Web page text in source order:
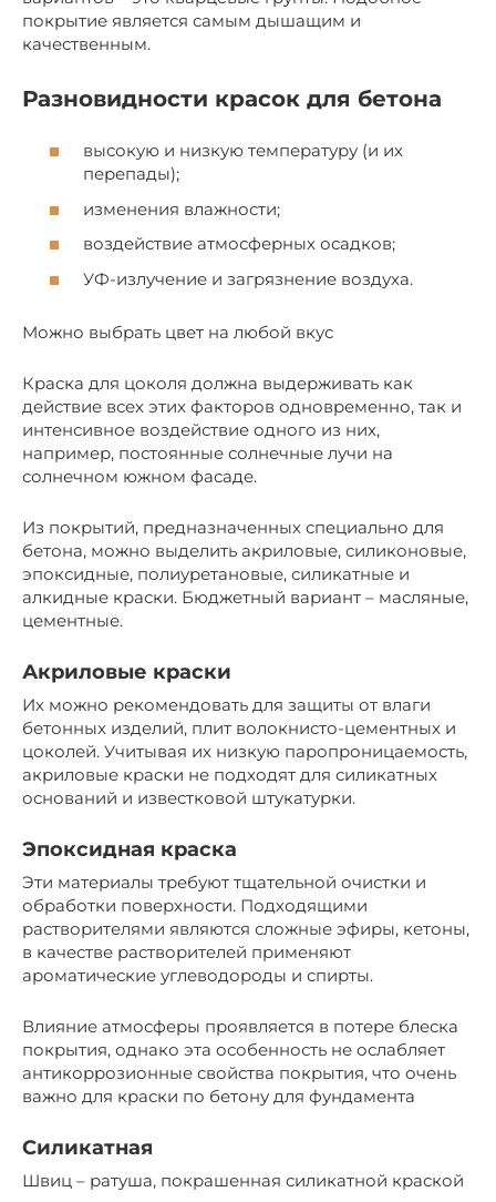
покрытие является самым дышащим и
качественным.
Разновидности красок для бетона
высокую и низкую температуру (и их
перепады);
изменения влажности;
воздействие атмосферных осадков;
УФ-излучение и загрязнение воздуха.
Можно выбрать цвет на любой вкус
Краска для цоколя должна выдерживать как
действие всех этих факторов одновременно, так и
интенсивное воздействие одного из них,
например, постоянные солнечные лучи на
солнечном южном фасаде.
Из покрытий, предназначенных специально для
бетона, можно выделить акриловые, силиконовые,
эпоксидные, полиуретановые, силикатные и
алкидные краски. Бюджетный вариант – масляные,
цементные.
Акриловые краски
Их можно рекомендовать для защиты от влаги
бетонных изделий, плит волокнисто-цементных и
цоколей. Учитывая их низкую паропроницаемость,
акриловые краски не подходят для силикатных
оснований и известковой штукатурки.
Эпоксидная краска
Эти материалы требуют тщательной очистки и
обработки поверхности. Подходящими
растворителями являются сложные эфиры, кетоны,
в качестве растворителей применяют
ароматические углеводороды и спирты.
Влияние атмосферы проявляется в потере блеска
покрытия, однако эта особенность не ослабляет
антикоррозионные свойства покрытия, что очень
важно для краски по бетону для фундамента
Силикатная
Швиц – ратуша, покрашенная силикатной краской